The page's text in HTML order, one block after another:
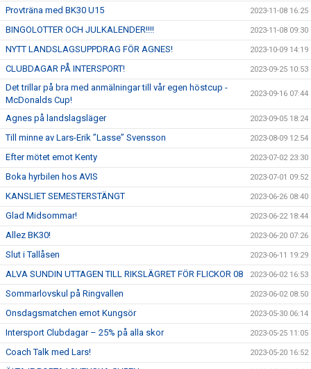
Provträna med BK30 U15 2023-11-08 16:25
BINGOLOTTER OCH JULKALENDER!!!! 2023-11-08 09:30
NYTT LANDSLAGSUPPDRAG FÖR AGNES! 2023-10-09 14:19
CLUBDAGAR PÅ INTERSPORT! 2023-09-25 10:53
Det trillar på bra med anmälningar till vår egen höstcup -
McDonalds Cup!
2023-09-16 07:44
Agnes på landslagsläger 2023-09-05 18:24
Till minne av Lars-Erik ”Lasse” Svensson 2023-08-09 12:54
Efter mötet emot Kenty 2023-07-02 23:30
Boka hyrbilen hos AVIS 2023-07-01 09:52
KANSLIET SEMESTERSTÄNGT 2023-06-26 08:40
Glad Midsommar! 2023-06-22 18:44
Allez BK30! 2023-06-20 07:26
Slut i Tallåsen 2023-06-11 19:29
ALVA SUNDIN UTTAGEN TILL RIKSLÄGRET FÖR FLICKOR 08 2023-06-02 16:53
Sommarlovskul på Ringvallen 2023-06-02 08:50
Onsdagsmatchen emot Kungsör 2023-05-30 06:14
Intersport Clubdagar – 25% på alla skor 2023-05-25 11:05
Coach Talk med Lars! 2023-05-20 16:52